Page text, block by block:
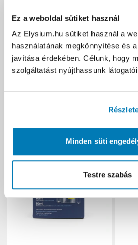
Ez a weboldal sütiket használ
Az Elysium.hu sütiket használ a
használatának megkönnyítése és
javítása érdekében. Célunk, hogy
szolgáltatást nyújthassunk
Minden süti
Testre szabás
591 Ft